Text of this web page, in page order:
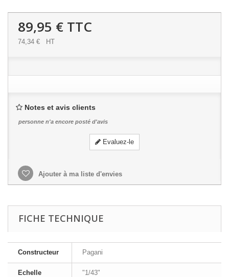
89,95 € TTC
74,34 € HT
Notes et avis clients
personne n'a encore posté d'avis
Evaluez-le
Ajouter à ma liste d'envies
FICHE TECHNIQUE
Constructeur Pagani
Echelle "1/43"